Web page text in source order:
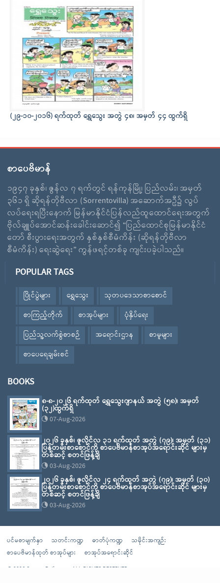
(၂၉-၁၀-၂၀၁၆) ရက်ထုတ် ရွှေသွေး အတွဲ ၄၈၊ အမှတ် ၄၄ ထွက်ရှိ
စာပေဗိမာန်
၁၉၄၇ ခုနှစ်၊ ဇွန်လ ၇ ရက်တွင် ရန်ကုန်မြို့၊ ပြည်လမ်း၊ အမှတ်
၃၆၁ ရှိ ဆိုရန်တိုဗီလာ (Sorrentovilla) အဆောက်အဦ၌ လွပ်
လပ်ရေးရပြီးနောက် မြန်မာနိုင်ငံပြန်လည်ထူထောင်ရေးအတွက်
ဗိုလ်ချူပ်အောင်ဆန်းခေါင်းဆောင်၍ “ပြည်ထောင်စုမြန်မာနိုင်ငံ
တော် စီးပွားရေးအတွက် နှစ်နှစ်စီမံကိန်း (ဆိုရန်တိုဗီလာ
စီမံကိန်း) ရေးဆွဲရေး” ကွန်ဖရင့်တစ်ခု ကျင်းပခဲ့ပါသည်။
POPULAR TAGS
ပြိုင်ပွဲများ ရွှေသွေး
သုတပဒေသာစာစောင်
စာကြည့်တိုက်
စာအုပ်များ
ပုံနှိပ်ရေး
ပြည်သူ့လက်စွဲစာစဉ်
အရောင်းဌာန
စာမူများ
စာပေရေချမ်းစင်
BOOKS
၈-၈-၂၀၂၆ ရက်ထုတ် ရွှေသွေးဂျာနယ် အတွဲ (၅၈)၊ အမှတ်
(၃၂)ထွက်ရှိ
07-Aug-2026
၂၀၂၆ ခုနှစ်၊ ဇူလိုင်လ ၃၁ ရက်ထုတ် အတွဲ (၇၉)၊ အမှတ် (၃၁)
ပြန်တမ်းစာစောင်ကို စာပေဗိမာန်စာအုပ်အရောင်းဆိုင် များမှ
တစ်ဆင့် စတင်ဖြန့်ချိ
03-Aug-2026
၂၀၂၆ ခုနှစ်၊ ဇူလိုင်လ ၂၄ ရက်ထုတ် အတွဲ (၇၉)၊ အမှတ် (၃၀)
ပြန်တမ်းစာစောင်ကို စာပေဗိမာန်စာအုပ်အရောင်းဆိုင် များမှ
တစ်ဆင့် စတင်ဖြန့်ချိ
03-Aug-2026
ပင်မစာမျက်နှာ သတင်းကဏ္ဍ ဓာတ်ပုံကဏ္ဍ
သမိုင်းအကျဉ်း
စာပေဗိမာန်ထုတ် စာအုပ်များ
စာအုပ်အရောင်းဆိုင်
© 2026 Sarpay Beikman - ALL RIGHTS RESERVED